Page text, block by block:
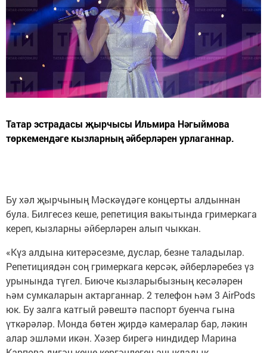
Татар эстрадасы җырчысы Ильмира Нәгыймова
төркемендәге кызларның әйберләрен урлаганнар.
Бу хәл җырчының Мәскәүдәге концерты алдыннан
була. Билгесез кеше, репетиция вакытында гримеркага
кереп, кызларны әйберләрен алып чыккан.
«Күз алдына китерәсезме, дуслар, безне таладылар.
Репетициядән соң гримеркага керсәк, әйберләребез үз
урынында түгел. Биюче кызларыбызның кесәләрен
һәм сумкаларын актарганнар. 2 телефон һәм 3 AirPods
юк. Бу залга катгый рәвештә паспорт буенча гына
үткәрәләр. Монда бөтен җирдә камералар бар, ләкин
алар эшләми икән. Хәзер бирегә ниндидер Марина